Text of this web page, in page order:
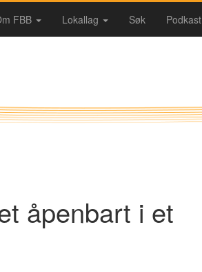
FBB Lokallag Søk Podkast
åpenbart i et